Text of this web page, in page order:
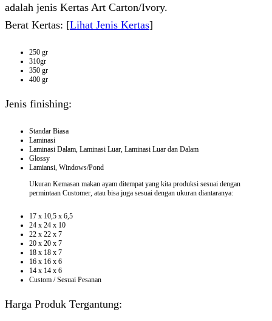
adalah jenis Kertas Art Carton/Ivory.
Berat Kertas: [Lihat Jenis Kertas]
250 gr
310gr
350 gr
400 gr
Jenis finishing:
Standar Biasa
Laminasi
Laminasi Dalam, Laminasi Luar, Laminasi Luar dan Dalam
Glossy
Lamiansi, Windows/Pond
Ukuran Kemasan makan ayam ditempat yang kita produksi sesuai dengan
permintaan Customer, atau bisa juga sesuai dengan ukuran diantaranya:
17 x 10,5 x 6,5
24 x 24 x 10
22 x 22 x 7
20 x 20 x 7
18 x 18 x 7
16 x 16 x 6
14 x 14 x 6
Custom / Sesuai Pesanan
Harga Produk Tergantung: